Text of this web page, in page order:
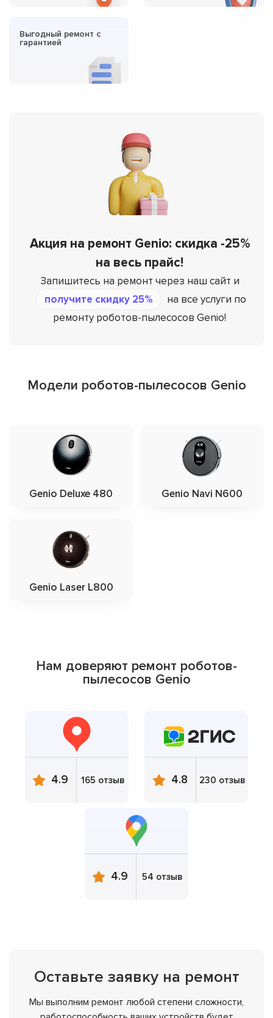
Выгодный ремонт с
гарантией
Акция на ремонт Genio: скидка -25%
на весь прайс!
Запишитесь на ремонт через наш сайт и
получите скидку 25%
на все услуги по
ремонту роботов-пылесосов Genio!
Модели роботов-пылесосов Genio
Genio Deluxe 480 Genio Navi N600
Genio Laser L800
Нам доверяют ремонт роботов-
пылесосов Genio
4.9 165 отзыв 4.8 230 отзыв
4.9 54 отзыв
Оставьте заявку на ремонт
Мы выполним ремонт любой степени сложности,